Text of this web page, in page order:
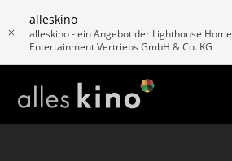
alleskino
alleskino - ein Angebot der Lighthouse Home
Entertainment Vertriebs GmbH & Co. KG